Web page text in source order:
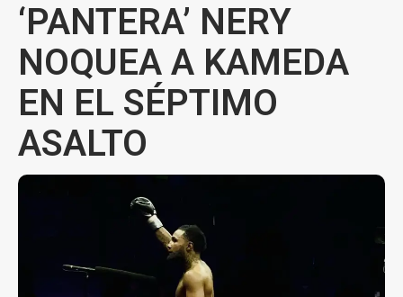
‘PANTERA’ NERY
NOQUEA A KAMEDA
EN EL SÉPTIMO
ASALTO